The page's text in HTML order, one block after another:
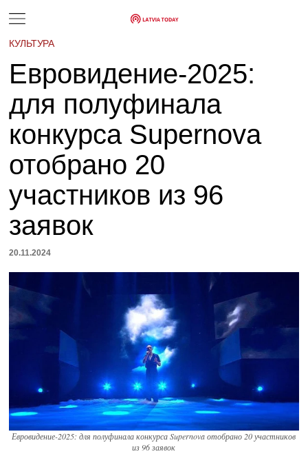
КУЛЬТУРА
Евровидение-2025:
для полуфинала
конкурса Supernova
отобрано 20
участников из 96
заявок
20.11.2024
Евровидение-2025: для полуфинала конкурса Supernova отобрано 20 участников
из 96 заявок